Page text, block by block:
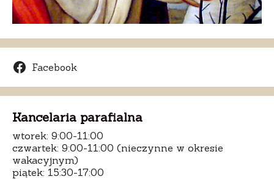
Facebook
Kancelaria parafialna
wtorek: 9:00-11:00
czwartek: 9:00-11:00 (nieczynne w okresie
wakacyjnym)
piątek: 15:30-17:00